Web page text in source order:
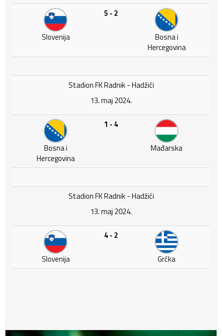
Slovenija
5 - 2
Bosna i
Hercegovina
Stadion FK Radnik - Hadžići
13. maj 2024.
Bosna i
Hercegovina
1 - 4
Mađarska
Stadion FK Radnik - Hadžići
13. maj 2024.
Slovenija
4 - 2
Grčka